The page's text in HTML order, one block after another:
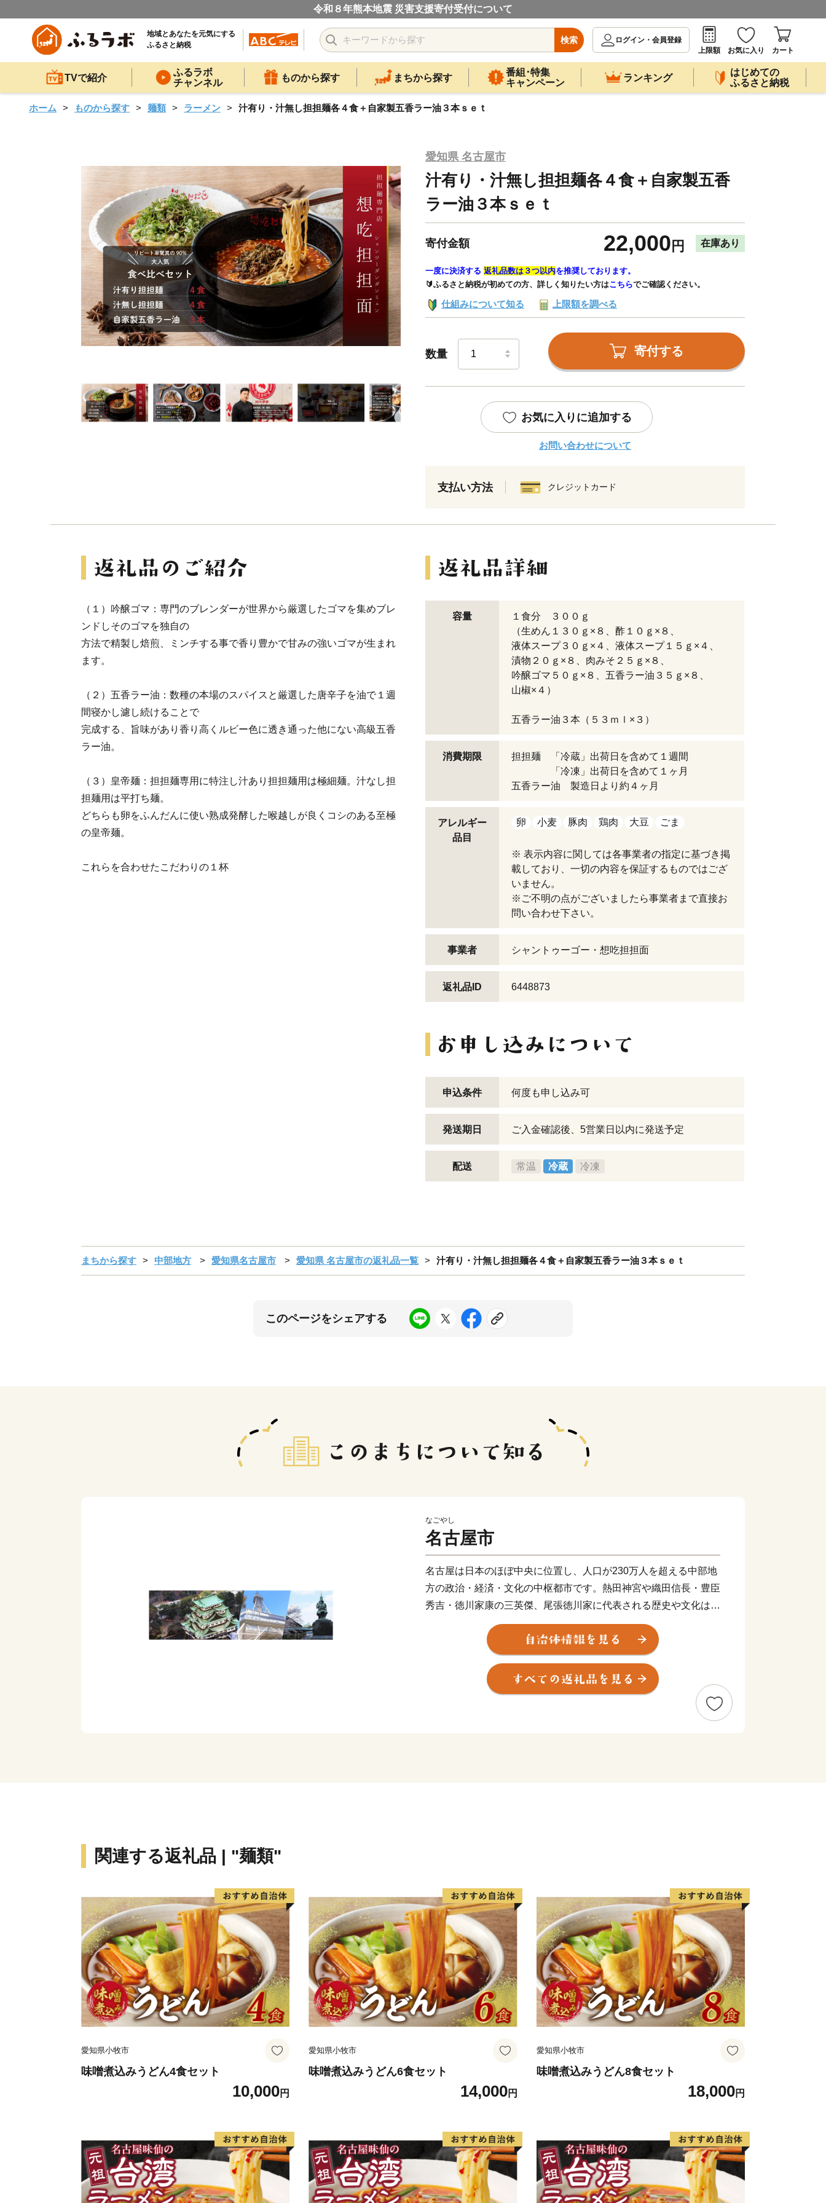
令和８年熊本地震 災害支援寄付受付について
地域とあなたを元気にする
ふるさと納税
検索
ログイン・会員登録
上限額
お気に入り カート
TVで紹介
ふるラボ
チャンネル
ものから探す まちから探す
番組･特集
キャンペーン
ランキング
はじめての
ふるさと納税
ホーム ものから探す 麺類 ラーメン 汁有り・汁無し担担麺各４食＋自家製五香ラー油３本ｓｅｔ
愛知県 名古屋市
汁有り・汁無し担担麺各４食＋自家製五香
ラー油３本ｓｅｔ
寄付金額 22,000 円 在庫あり
一度に決済する 返礼品数は３つ以内を推奨しております。
🔰ふるさと納税が初めての方、詳しく知りたい方はこちらでご確認ください。
仕組みについて知る 上限額を調べる
数量 寄付する
お気に入りに追加する
お問い合わせについて
支払い方法 クレジットカード
（１）吟醸ゴマ：専門のブレンダーが世界から厳選したゴマを集めブレ
ンドしそのゴマを独自の
方法で精製し焙煎、ミンチする事で香り豊かで甘みの強いゴマが生まれ
ます。
（２）五香ラー油：数種の本場のスパイスと厳選した唐辛子を油で１週
間寝かし濾し続けることで
完成する、旨味があり香り高くルビー色に透き通った他にない高級五香
ラー油。
（３）皇帝麺：担担麺専用に特注し汁あり担担麺用は極細麺。汁なし担
担麺用は平打ち麺。
どちらも卵をふんだんに使い熟成発酵した喉越しが良くコシのある至極
の皇帝麺。
これらを合わせたこだわりの１杯
容量
１食分 ３００ｇ
（生めん１３０ｇ×８、酢１０ｇ×８、
液体スープ３０ｇ×４、液体スープ１５ｇ×４、
漬物２０ｇ×８、肉みそ２５ｇ×８、
吟醸ゴマ５０ｇ×８、五香ラー油３５ｇ×８、
山椒×４）
五香ラー油３本（５３ｍｌ×３）
消費期限
担担麺 「冷蔵」出荷日を含めて１週間
「冷凍」出荷日を含めて１ヶ月
五香ラー油 製造日より約４ヶ月
アレルギー
品目
卵 小麦 豚肉 鶏肉 大豆 ごま
※ 表示内容に関しては各事業者の指定に基づき掲
載しており、一切の内容を保証するものではござ
いません。
※ご不明の点がございましたら事業者まで直接お
問い合わせ下さい。
事業者 シャントゥーゴー・想吃担担面
返礼品ID 6448873
申込条件 何度も申し込み可
発送期日 ご入金確認後、5営業日以内に発送予定
配送 常温 冷蔵 冷凍
まちから探す 中部地方 愛知県名古屋市 愛知県 名古屋市の返礼品一覧 汁有り・汁無し担担麺各４食＋自家製五香ラー油３本ｓｅｔ
このページをシェアする
なごやし
名古屋市
名古屋は日本のほぼ中央に位置し、人口が230万人を超える中部地
方の政治・経済・文化の中枢都市です。熱田神宮や織田信長・豊臣
秀吉・徳川家康の三英傑、尾張徳川家に代表される歴史や文化は、
名古屋の魅力や活力の礎となっています。現在は、武将ゆかりの歴
史・文化やなごやめしを目的に多くの方が名古屋を訪れるなど、名
古屋の魅力は国内外に広がってきています。また、アジア・アジア
パラ競技大会の開催や、リニア中央新幹線の品川－名古屋間の開業
も予定されており、人々の交流と地域経済のさらなる発展が期待さ
関連する返礼品 | "麺類"
愛知県小牧市
味噌煮込みうどん4食セット
10,000円
愛知県小牧市
味噌煮込みうどん6食セット
14,000円
愛知県小牧市
味噌煮込みうどん8食セット
18,000円